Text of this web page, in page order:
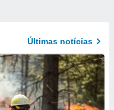
Últimas notícias